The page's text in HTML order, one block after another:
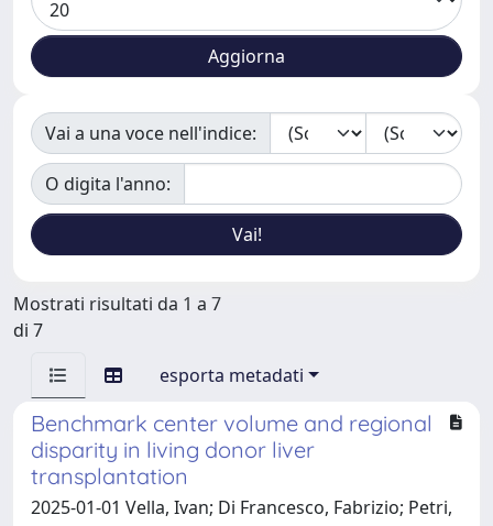
Vai a una voce nell'indice:
O digita l'anno:
Mostrati risultati da 1 a 7
di 7
esporta metadati
Benchmark center volume and regional
disparity in living donor liver
transplantation
2025-01-01 Vella, Ivan; Di Francesco, Fabrizio; Petri,